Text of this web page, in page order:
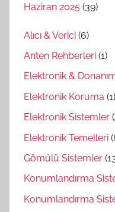
Haziran 2025 (39)
Alıcı & Verici (6)
Anten Rehberleri (1)
Elektronik &
Elektronik Koruma (1)
Elektronik Sistemler
Elektronik Temelleri
Gömülü Sistemler
Konumlandırma
Konumlandırma